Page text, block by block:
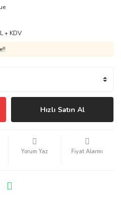
+ KDV
Hızlı Satın Al
Yorum Yaz Fiyat Alarmı